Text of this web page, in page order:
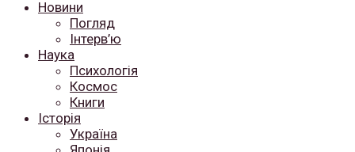
Новини
Погляд
Інтерв’ю
Наука
Психологія
Космос
Книги
Історія
Україна